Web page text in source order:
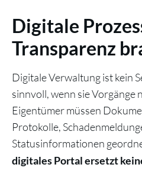
Digitale
Transparenz
Digitale Verwaltung ist kein
sinnvoll, wenn sie Vorgänge
Eigentümer müssen
Protokolle,
Statusinformationen
digitales Portal ersetzt